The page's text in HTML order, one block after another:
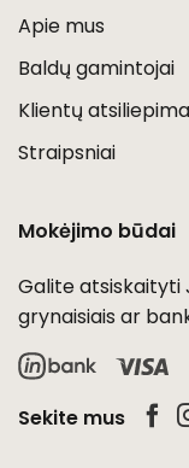
Apie mus
Baldų gamintojai
Klientų
Straipsniai
Mokėjimo būdai
Galite atsiskaityti
grynaisiais ar
Sekite mus